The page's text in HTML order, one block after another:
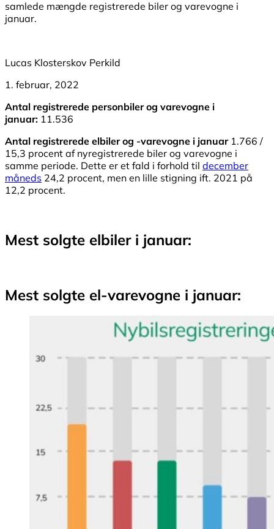
samlede mængde registrerede biler og varevogne i
januar.
Lucas Klosterskov Perkild
1. februar, 2022
Antal registrerede personbiler og varevogne i
januar: 11.536
Antal registrerede elbiler og -varevogne i januar 1.766 /
15,3 procent af nyregistrerede biler og varevogne i
samme periode. Dette er et fald i forhold til december
måneds 24,2 procent, men en lille stigning ift. 2021 på
12,2 procent.
Mest solgte elbiler i januar:
Mest solgte el-varevogne i januar: